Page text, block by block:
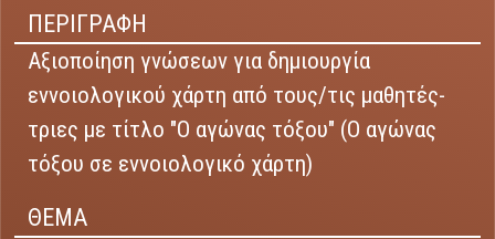
ΠΕΡΙΓΡΑΦΗ
Αξιοποίηση γνώσεων για δημιουργία
εννοιολογικού χάρτη από τους/τις μαθητές-
τριες με τίτλο "Ο αγώνας τόξου" (Ο αγώνας
τόξου σε εννοιολογικό χάρτη)
ΘΕΜΑ